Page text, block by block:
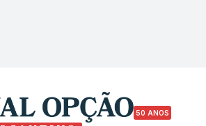
50 ANOS